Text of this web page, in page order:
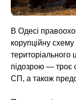
В Одесі
корупційну схему
територіального
підозрою — троє
СП, а також